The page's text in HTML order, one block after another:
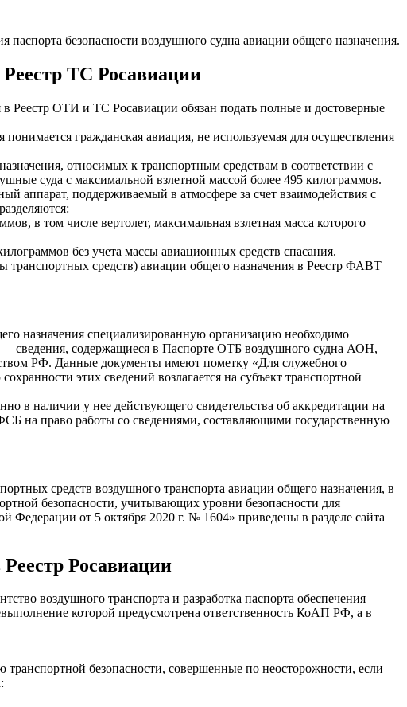
безопасности воздушного судна авиации общего назначения.
ТС Росавиации
в Реестр ОТИ и ТС Росавиации обязан подать полные и достоверные
гражданская авиация, не используемая для осуществления
относимых к транспортным средствам в соответствии с
суда с максимальной взлетной массой более 495 килограммов.
аппарат, поддерживаемый в атмосфере за счет взаимодействия с
в том числе вертолет, максимальная взлетная масса которого
без учета массы авиационных средств спасания.
транспортных средств) авиации общего назначения в Реестр ФАВТ
назначения специализированную организацию необходимо
— сведения, содержащиеся в Паспорте ОТБ воздушного судна АОН,
РФ. Данные документы имеют пометку «Для служебного
этих сведений возлагается на субъект транспортной
в наличии у нее действующего свидетельства об аккредитации на
на право работы со сведениями, составляющими государственную
средств воздушного транспорта авиации общего назначения, в
безопасности, учитывающих уровни безопасности для
Федерации от 5 октября 2020 г. № 1604» приведены в разделе сайта
Росавиации
воздушного транспорта и разработка паспорта обеспечения
которой предусмотрена ответственность КоАП РФ, а в
безопасности, совершенные по неосторожности, если